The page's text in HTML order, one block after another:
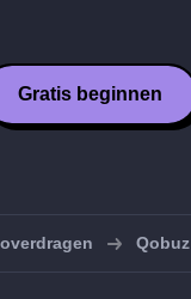
Gratis beginnen
Qobuz